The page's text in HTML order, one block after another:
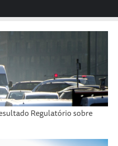
Regulatório sobre